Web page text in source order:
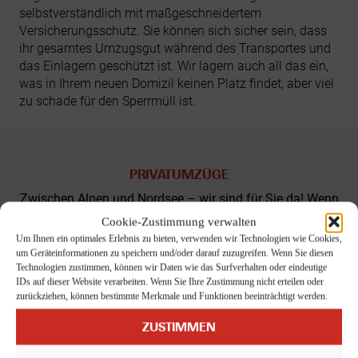
Cookie-Zustimmung verwalten
Um Ihnen ein optimales Erlebnis zu bieten, verwenden wir Technologien wie Cookies,
um Geräteinformationen zu speichern und/oder darauf zuzugreifen. Wenn Sie diesen
Technologien zustimmen, können wir Daten wie das Surfverhalten oder eindeutige
IDs auf dieser Website verarbeiten. Wenn Sie Ihre Zustimmung nicht erteilen oder
zurückziehen, können bestimmte Merkmale und Funktionen beeinträchtigt werden.
ZUSTIMMEN
selbstverständlich mit maßgeschneidertem
Versicherungsschutz. Sie können sich sicher sein, dass
ihr gesamtes Umzugsgut während des Transportes und
das Einlagern geschützt ist. Wir lagern auch all das ein,
was in Ihrem neuen Domizil keinen Platz findet, aber viel
zu schade für den Sperrmüll ist.
PRIVATUMZÜGE
Zwischen Alpen und Nordsee – wir sind für Sie da! Wenn
Sie einen zuverlässigen und professionellen
Umzugsservice für Ihren Privatumzug suchen, sind wir
Ihr Partner. Wir sind ein erfahrenes Unternehmen mit
einer langjährigen Erfolgsgeschichte im Bereich
Privatumzug. Wir bieten einen umfassenden
Umzugsservice, der von der Beratung bis hin zur Planung
und Durchführung des Umzuges reicht.